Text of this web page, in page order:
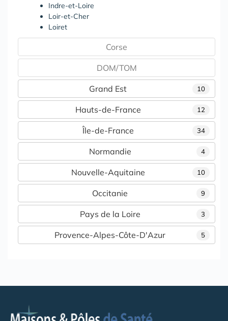
Indre-et-Loire
Loir-et-Cher
Loiret
Corse
DOM/TOM
10
Grand Est
12
Hauts-de-France
34
Île-de-France
4
Normandie
10
Nouvelle-Aquitaine
9
Occitanie
3
Pays de la Loire
5
Provence-Alpes-Côte-D'Azur